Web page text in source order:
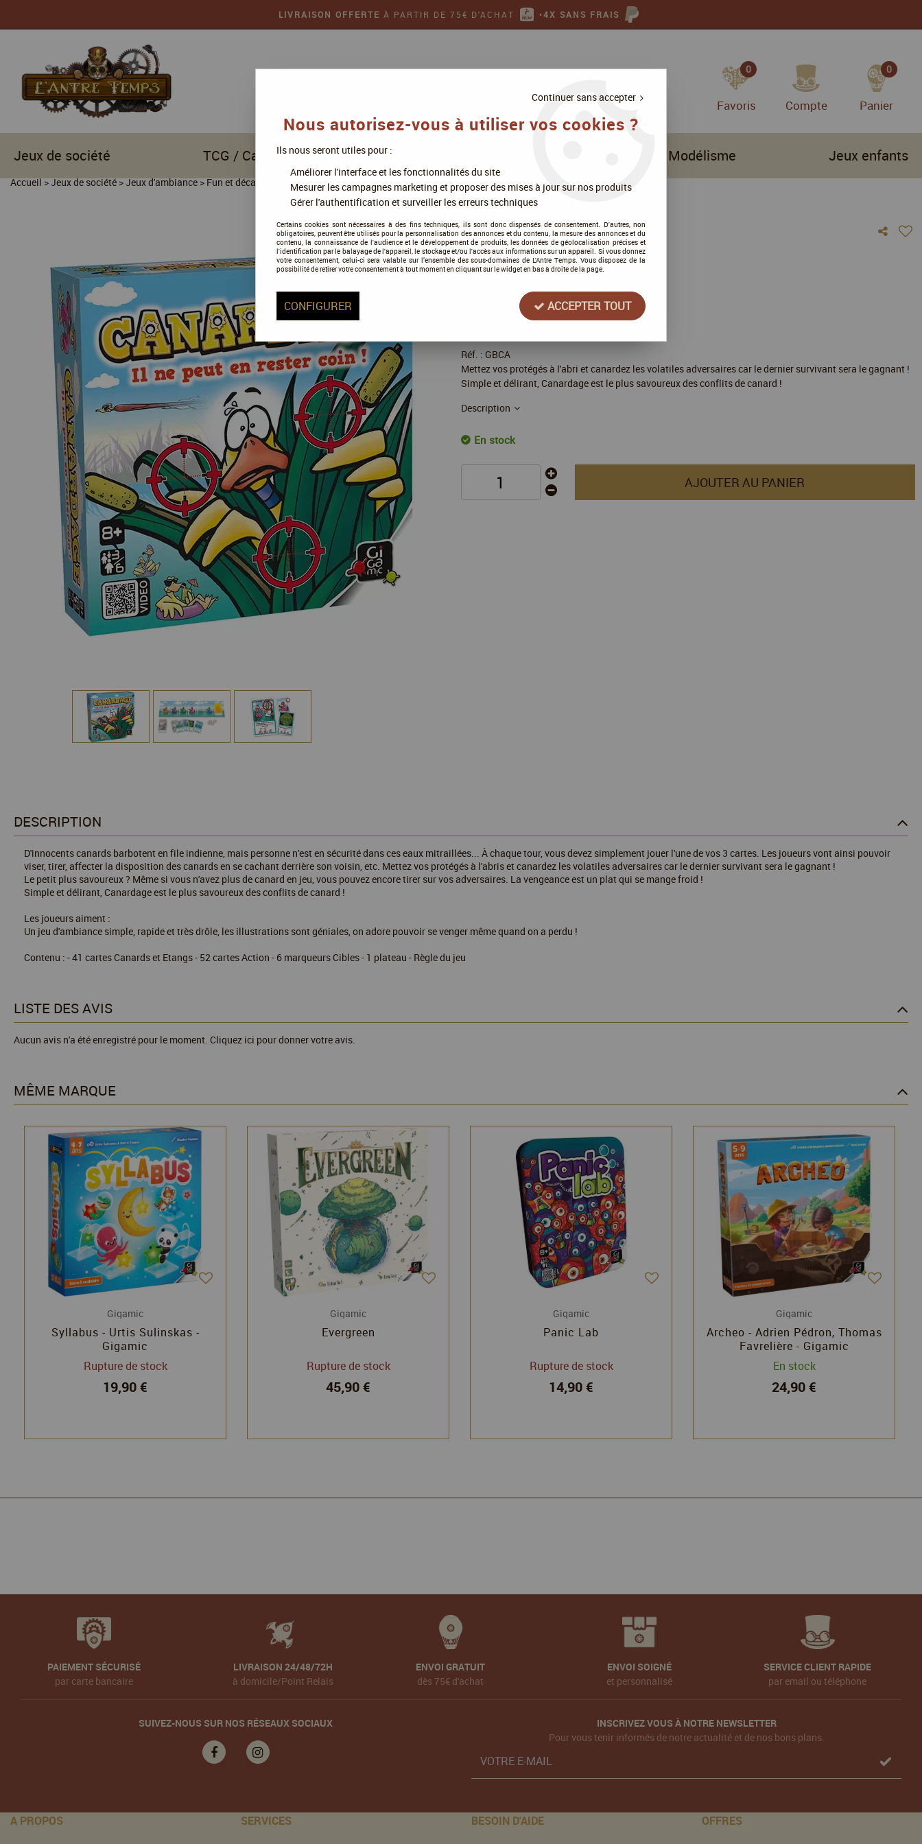
LIVRAISON OFFERTE À PARTIR DE 75€ D'ACHAT •4X SANS FRAIS
0
Favoris Compte
0
Panier
Jeux de société TCG / Cartes à collectionner Modélisme Jeux enfants
Accueil>Jeux de société>Jeux d'ambiance>Fun et décalés Canardage
Gigamic
Canardage
Soyez le premier à donner votre avis !
€TTC
Réf. : GBCA
Mettez vos protégés à l'abri et canardez les volatiles adversaires car le dernier survivant sera le gagnant !
Simple et délirant, Canardage est le plus savoureux des conflits de canard !
Description
En stock
AJOUTER AU PANIER
DESCRIPTION
D'innocents canards barbotent en file indienne, mais personne n'est en sécurité dans ces eaux mitraillées... À chaque tour, vous devez simplement jouer l'une de vos 3 cartes. Les joueurs vont ainsi pouvoir
viser, tirer, affecter la disposition des canards en se cachant derrière son voisin, etc. Mettez vos protégés à l'abris et canardez les volatiles adversaires car le dernier survivant sera le gagnant !
Le petit plus savoureux ? Même si vous n'avez plus de canard en jeu, vous pouvez encore tirer sur vos adversaires. La vengeance est un plat qui se mange froid !
Simple et délirant, Canardage est le plus savoureux des conflits de canard !
Les joueurs aiment :
Un jeu d'ambiance simple, rapide et très drôle, les illustrations sont géniales, on adore pouvoir se venger même quand on a perdu !
Contenu : - 41 cartes Canards et Etangs - 52 cartes Action - 6 marqueurs Cibles - 1 plateau - Règle du jeu
LISTE DES AVIS
Aucun avis n'a été enregistré pour le moment. Cliquez ici pour donner votre avis.
MÊME MARQUE
Gigamic
Syllabus - Urtis Sulinskas -
Gigamic
Rupture de stock
19,90 €
Gigamic
Evergreen
Rupture de stock
45,90 €
Gigamic
Panic Lab
Rupture de stock
14,90 €
Gigamic
Archeo - Adrien Pédron, Thomas
Favrelière - Gigamic
En stock
24,90 €
PAIEMENT SÉCURISÉ
par carte bancaire
LIVRAISON 24/48/72H
à domicile/Point Relais
ENVOI GRATUIT
dès 75€ d'achat
ENVOI SOIGNÉ
et personnalisé
SERVICE CLIENT RAPIDE
par email ou téléphone
SUIVEZ-NOUS SUR NOS RÉSEAUX SOCIAUX
INSCRIVEZ VOUS À NOTRE NEWSLETTER
Pour vous tenir informés de notre actualité et de nos bons plans.
A PROPOS SERVICES BESOIN D'AIDE OFFRES
Continuer sans accepter
Nous autorisez-vous à utiliser vos cookies ?
Ils nous seront utiles pour :
Améliorer l'interface et les fonctionnalités du site
Mesurer les campagnes marketing et proposer des mises à jour sur nos produits
Gérer l'authentification et surveiller les erreurs techniques
Certains cookies sont nécessaires à des fins techniques, ils sont donc dispensés de consentement. D'autres, non
obligatoires, peuvent être utilisés pour la personnalisation des annonces et du contenu, la mesure des annonces et du
contenu, la connaissance de l'audience et le développement de produits, les données de géolocalisation précises et
l'identification par le balayage de l'appareil, le stockage et/ou l'accès aux informations sur un appareil. Si vous donnez
votre consentement, celui-ci sera valable sur l’ensemble des sous-domaines de L'Antre Temps. Vous disposez de la
possibilité de retirer votre consentement à tout moment en cliquant sur le widget en bas à droite de la page.
CONFIGURER ACCEPTER TOUT